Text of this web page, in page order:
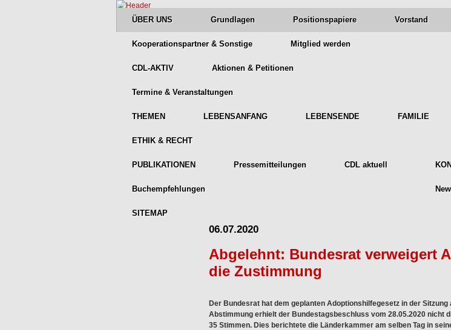
ÜBER UNS Grundlagen Positionspapiere Vorstand
Kooperationspartner & Sonstige Mitglied werden
CDL-AKTIV Aktionen & Petitionen
Termine & Veranstaltungen
THEMEN LEBENSANFANG LEBENSENDE FAMILIE
ETHIK & RECHT
PUBLIKATIONEN Pressemitteilungen CDL aktuell
Buchempfehlungen
SITEMAP
06.07.2020
Abgelehnt: Bundesrat verweigert
die Zustimmung
Der Bundesrat hat dem geplanten Adoptionshilfegesetz in der
Abstimmung erhielt der Bundestagsbeschluss vom 28.05.2020 nicht
35 Stimmen. Dies berichtete die Länderkammer am selben Tag in